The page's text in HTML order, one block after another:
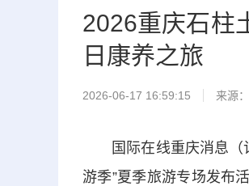
2026重庆石柱
日康养之旅
2026-06-17 16:59:15 来源
国际在线重庆消息（
游季”夏季旅游专场发布